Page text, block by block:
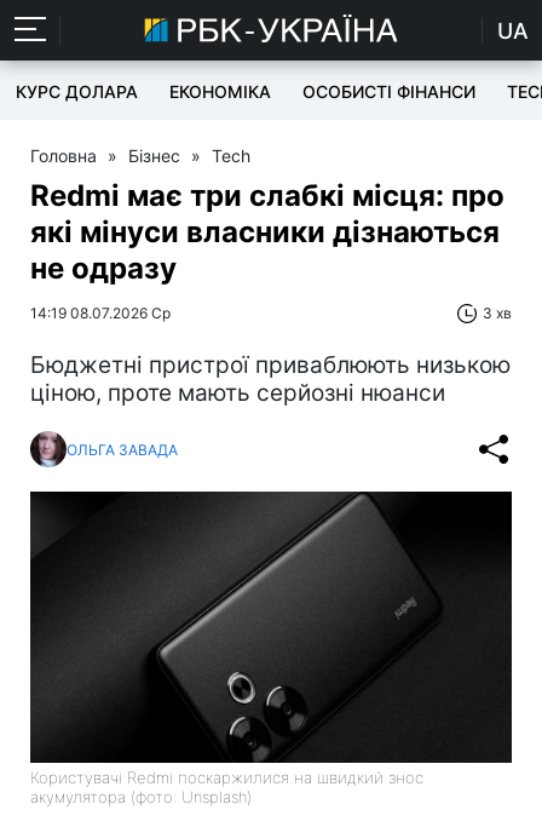
UA
КУРС ДОЛАРА ЕКОНОМІКА ОСОБИСТІ ФІНАНСИ
Головна » Бізнес » Tech
Redmi має три слабкі місця: про
які мінуси власники дізнаються
не одразу
14:19 08.07.2026 Ср 3 хв
Бюджетні пристрої приваблюють низькою
ціною, проте мають серйозні нюанси
ОЛЬГА ЗАВАДА
Користувачі Redmi поскаржилися на швидкий знос
акумулятора (фото: Unsplash)